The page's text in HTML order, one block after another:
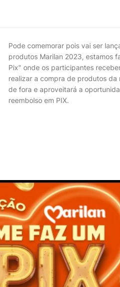
Pode comemorar pois vai ser
produtos Marilan 2023, estamos
Pix" onde os participantes
realizar a compra de produtos
de fora e aproveitará a
reembolso em PIX.